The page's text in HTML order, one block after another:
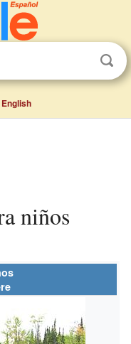
English
niños